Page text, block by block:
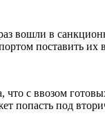
вошли в
поставить
с ввозом
попасть под